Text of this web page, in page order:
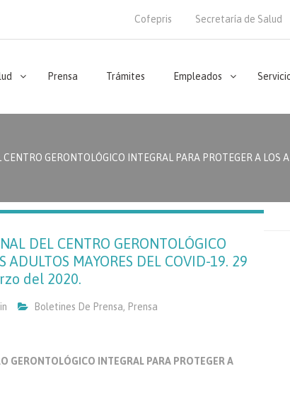
Cofepris Secretaría de Salud
Prensa Trámites Empleados
GERONTOLÓGICO INTEGRAL PARA PROTEGER A LOS
DEL CENTRO GERONTOLÓGICO
ADULTOS MAYORES DEL COVID-19. 29
del 2020.
Boletines De Prensa, Prensa
GERONTOLÓGICO INTEGRAL PARA PROTEGER A